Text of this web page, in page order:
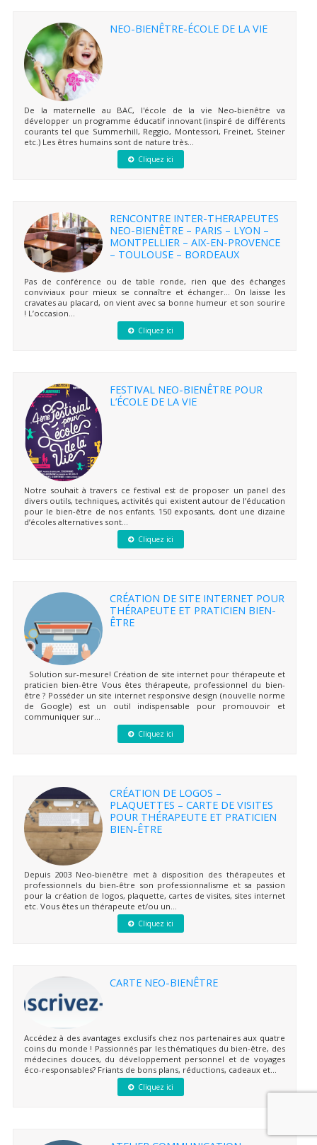
NEO-BIENÊTRE-ÉCOLE DE LA VIE
De la maternelle au BAC, l'école de la vie Neo-bienêtre va
développer un programme éducatif innovant (inspiré de différents
courants tel que Summerhill, Reggio, Montessori, Freinet, Steiner
etc.) Les êtres humains sont de nature très...
Cliquez ici
RENCONTRE INTER-THERAPEUTES
NEO-BIENÊTRE – PARIS – LYON –
MONTPELLIER – AIX-EN-PROVENCE
– TOULOUSE – BORDEAUX
Pas de conférence ou de table ronde, rien que des échanges
conviviaux pour mieux se connaître et échanger… On laisse les
cravates au placard, on vient avec sa bonne humeur et son sourire
! L’occasion...
Cliquez ici
FESTIVAL NEO-BIENÊTRE POUR
L’ÉCOLE DE LA VIE
Notre souhait à travers ce festival est de proposer un panel des
divers outils, techniques, activités qui existent autour de l’éducation
pour le bien-être de nos enfants. 150 exposants, dont une dizaine
d’écoles alternatives sont...
Cliquez ici
CRÉATION DE SITE INTERNET POUR
THÉRAPEUTE ET PRATICIEN BIEN-
ÊTRE
Solution sur-mesure! Création de site internet pour thérapeute et
praticien bien-être Vous êtes thérapeute, professionnel du bien-
être ? Posséder un site internet responsive design (nouvelle norme
de Google) est un outil indispensable pour promouvoir et
communiquer sur...
Cliquez ici
CRÉATION DE LOGOS –
PLAQUETTES – CARTE DE VISITES
POUR THÉRAPEUTE ET PRATICIEN
BIEN-ÊTRE
Depuis 2003 Neo-bienêtre met à disposition des thérapeutes et
professionnels du bien-être son professionnalisme et sa passion
pour la création de logos, plaquette, cartes de visites, sites internet
etc. Vous êtes un thérapeute et/ou un...
Cliquez ici
CARTE NEO-BIENÊTRE
Accédez à des avantages exclusifs chez nos partenaires aux quatre
coins du monde ! Passionnés par les thématiques du bien-être, des
médecines douces, du développement personnel et de voyages
éco-responsables? Friants de bons plans, réductions, cadeaux et...
Cliquez ici